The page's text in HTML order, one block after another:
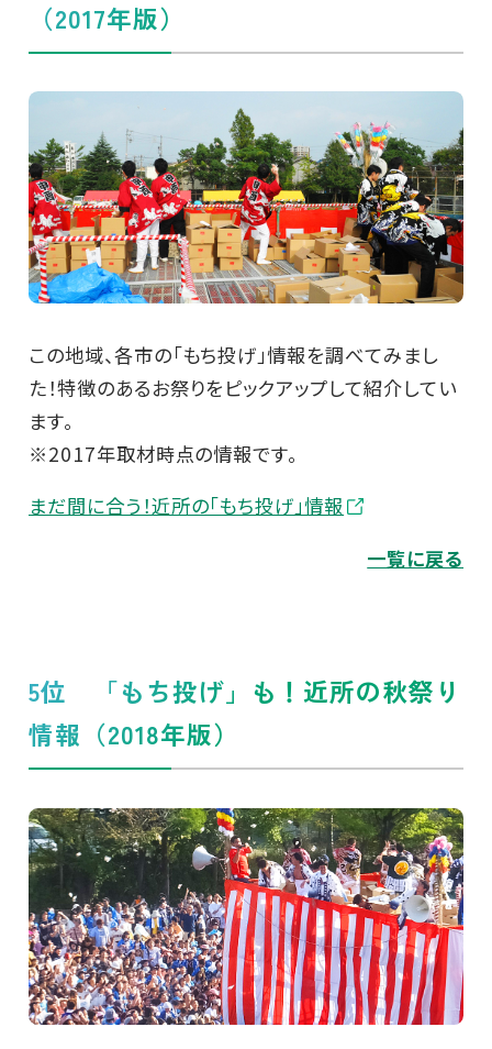
（2017年版）
この地域、各市の「もち投げ」情報を調べてみまし
た！特徴のあるお祭りをピックアップして紹介してい
ます。
※2017年取材時点の情報です。
まだ間に合う！近所の「もち投げ」情報
一覧に戻る
5位 「もち投げ」も！近所の秋祭り
情報（2018年版）